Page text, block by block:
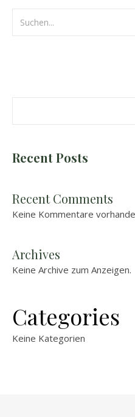
Recent Posts
Recent Comments
Keine Kommentare
Archives
Keine Archive zum Anzeigen.
Categories
Keine Kategorien